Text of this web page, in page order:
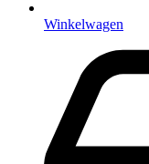
Winkelwagen